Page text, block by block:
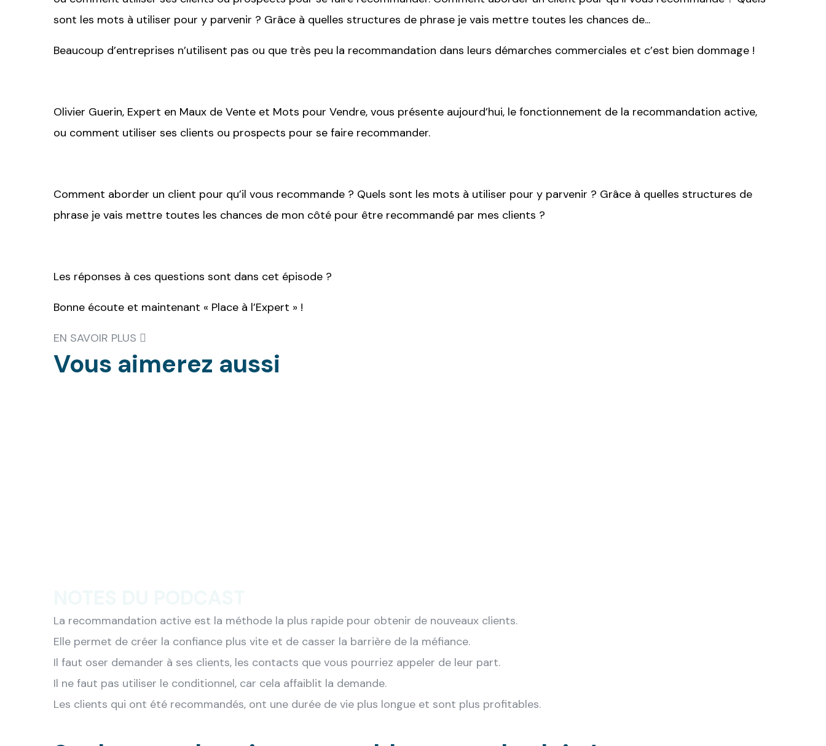
sont les mots à utiliser pour y parvenir ? Grâce à quelles structures de phrase je vais mettre toutes les chances de...
Beaucoup d’entreprises n’utilisent pas ou que très peu la recommandation dans leurs démarches commerciales et c’est bien dommage !
Olivier Guerin, Expert en Maux de Vente et Mots pour Vendre, vous présente aujourd’hui, le fonctionnement de la recommandation active,
ou comment utiliser ses clients ou prospects pour se faire recommander.
Comment aborder un client pour qu’il vous recommande ? Quels sont les mots à utiliser pour y parvenir ? Grâce à quelles structures de
phrase je vais mettre toutes les chances de mon côté pour être recommandé par mes clients ?
Les réponses à ces questions sont dans cet épisode ?
Bonne écoute et maintenant « Place à l’Expert » !
EN SAVOIR PLUS
Vous aimerez aussi
La recommandation active est la méthode la plus rapide pour obtenir de nouveaux clients.
Elle permet de créer la confiance plus vite et de casser la barrière de la méfiance.
Il faut oser demander à ses clients, les contacts que vous pourriez appeler de leur part.
Il ne faut pas utiliser le conditionnel, car cela affaiblit la demande.
Les clients qui ont été recommandés, ont une durée de vie plus longue et sont plus profitables.